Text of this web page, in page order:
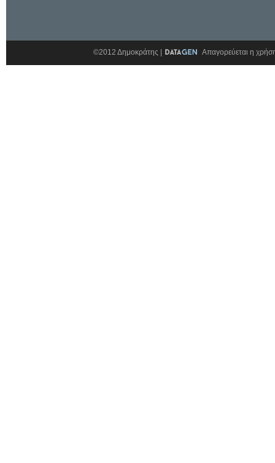
©2012 Δημοκράτης | Απαγορεύεται η